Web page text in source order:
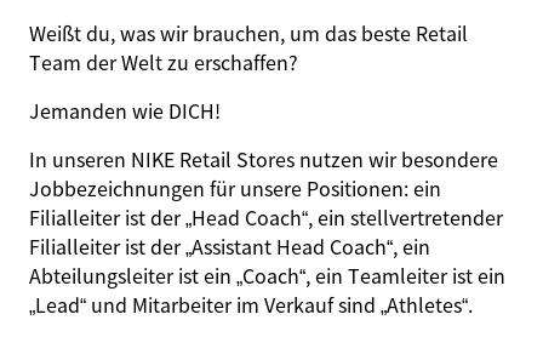
Weißt du, was wir brauchen, um das beste Retail
Team der Welt zu erschaffen?
Jemanden wie DICH!
In unseren NIKE Retail Stores nutzen wir besondere
Jobbezeichnungen für unsere Positionen: ein
Filialleiter ist der „Head Coach“, ein stellvertretender
Filialleiter ist der „Assistant Head Coach“, ein
Abteilungsleiter ist ein „Coach“, ein Teamleiter ist ein
„Lead“ und Mitarbeiter im Verkauf sind „Athletes“.